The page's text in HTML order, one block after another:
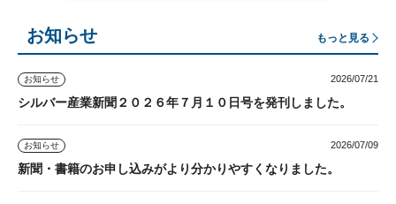
お知らせ もっと見る
お知らせ 2026/07/21
シルバー産業新聞２０２６年７月１０日号を発刊しました。
お知らせ 2026/07/09
新聞・書籍のお申し込みがより分かりやすくなりました。